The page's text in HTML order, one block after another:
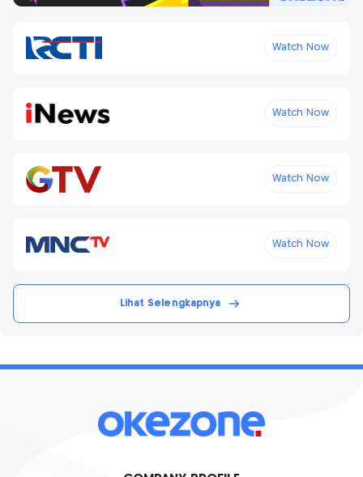
Watch Now
Watch Now
Watch Now
Watch Now
Lihat Selengkapnya